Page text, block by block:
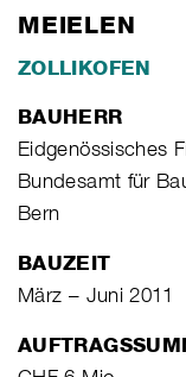
MEIELEN
ZOLLIKOFEN
BAUHERR
Eidgenössisches
Bundesamt für
Bern
BAUZEIT
März – Juni 2011